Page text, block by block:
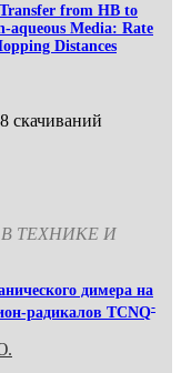
from HB to
aqueous Media: Rate
Distances
скачиваний
ТЕХНИКЕ И
димера на
радикалов TCNQ-